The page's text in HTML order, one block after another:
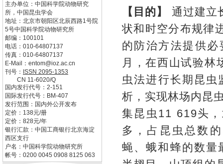
主办单位： 中国科学院动物研究
所，中国昆虫学会
地址： 北京市朝阳区北辰西路1号院
5号中国科学院动物研究所
邮编： 100101
电话： 010-64807137
传真： 010-64807137
E-Mail： entom@ioz.ac.cn
刊号： ISSN 2095-1353
CN 11-6020/Q
国内发行代号： 2-151
国际发行代号： BM-407
发行范围：国内外公开发布
定价： 138元/册
定价： 828元/年
银行汇款：中国工商银行北京海淀
西区支行
户名：中国科学院动物研究所
帐号：0200 0045 0908 8125 063
【目的】
通过建立
状和时空分布规律
的防治方法提供
月，在西山试验林
虫法进行长期昆
析，实现林场内昆
集昆虫11 619头
多，占昆虫总数
蝇、蛾和蜂的数量